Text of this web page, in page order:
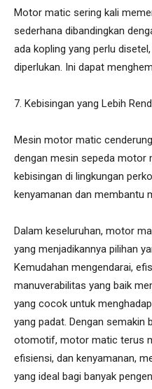
Motor matic sering kali
sederhana dibandingkan
ada kopling yang perlu
diperlukan. Ini dapat
7. Kebisingan yang Lebih
Mesin motor matic
dengan mesin sepeda motor
kebisingan di lingkungan
kenyamanan dan membantu
Dalam keseluruhan, motor
yang menjadikannya pilihan
Kemudahan mengendarai,
manuverabilitas yang baik
yang cocok untuk
yang padat. Dengan semakin
otomotif, motor matic terus
efisiensi, dan kenyamanan,
yang ideal bagi banyak